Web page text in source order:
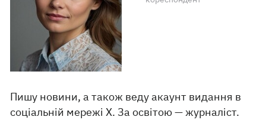
Пишу новини, а також веду акаунт видання в
соціальній мережі Х. За освітою — журналіст.